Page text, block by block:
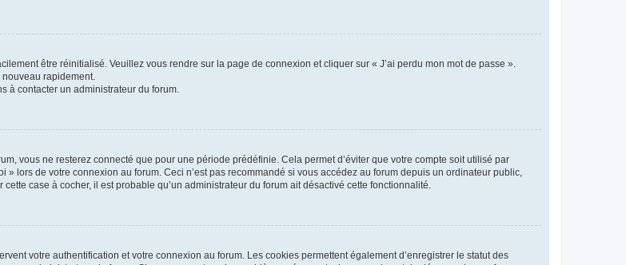
être réinitialisé. Veuillez vous rendre sur la page de connexion et cliquer sur « J’ai perdu mon mot de passe ».
rapidement.
à contacter un administrateur du forum.
vous ne resterez connecté que pour une période prédéfinie. Cela permet d’éviter que votre compte soit utilisé par
lors de votre connexion au forum. Ceci n’est pas recommandé si vous accédez au forum depuis un ordinateur public,
case à cocher, il est probable qu’un administrateur du forum ait désactivé cette fonctionnalité.
votre authentification et votre connexion au forum. Les cookies permettent également d’enregistrer le statut des